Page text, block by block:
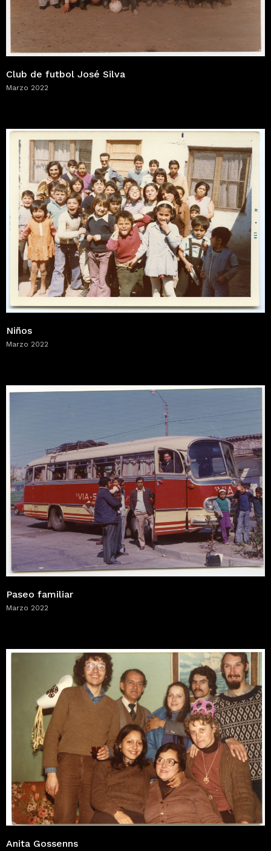
Club de futbol José Silva
Marzo 2022
Niños
Marzo 2022
Paseo familiar
Marzo 2022
Anita Gossenns